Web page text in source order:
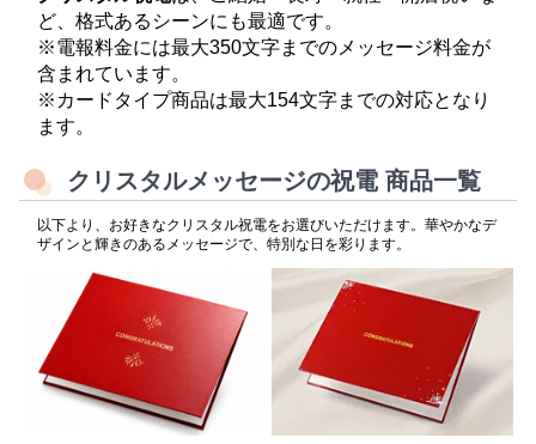
ど、格式あるシーンにも最適です。
※電報料金には最大350文字までのメッセージ料金が
含まれています。
※カードタイプ商品は最大154文字までの対応となり
ます。
クリスタルメッセージの祝電 商品一覧
以下より、お好きなクリスタル祝電をお選びいただけます。華やかなデ
ザインと輝きのあるメッセージで、特別な日を彩ります。